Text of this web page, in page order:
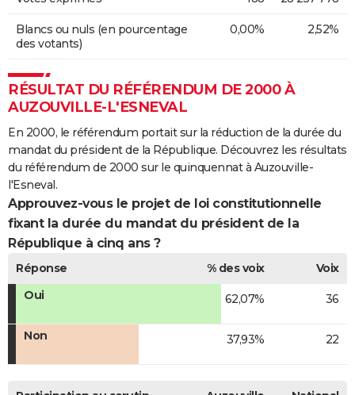
Blancs ou nuls (en pourcentage
des votants)
0,00% 2,52%
RÉSULTAT DU RÉFÉRENDUM DE 2000 À
AUZOUVILLE-L'ESNEVAL
En 2000, le référendum portait sur la réduction de la durée du
mandat du président de la République. Découvrez les résultats
du référendum de 2000 sur le quinquennat à Auzouville-
l'Esneval.
Approuvez-vous le projet de loi constitutionnelle
fixant la durée du mandat du président de la
République à cinq ans ?
Réponse % des voix
Voix
Oui
62,07% 36
Non 37,93% 22